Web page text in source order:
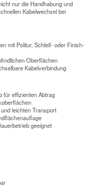
nur die Handhabung und
Kabelwechsel bei
mit Politur, Schleif- oder Finish-
Oberflächen
Kabelverbindung
für effizienten Abtrag
leichten Transport
geeignet